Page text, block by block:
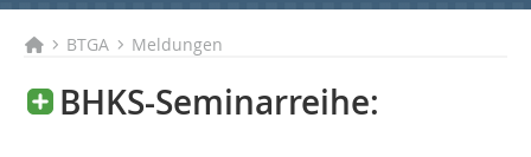
BTGA Meldungen
BHKS-Seminarreihe: